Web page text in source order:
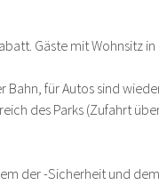
Gäste mit Wohnsitz
Bahn, für Autos sind
des Parks (Zufahrt
der -Sicherheit und